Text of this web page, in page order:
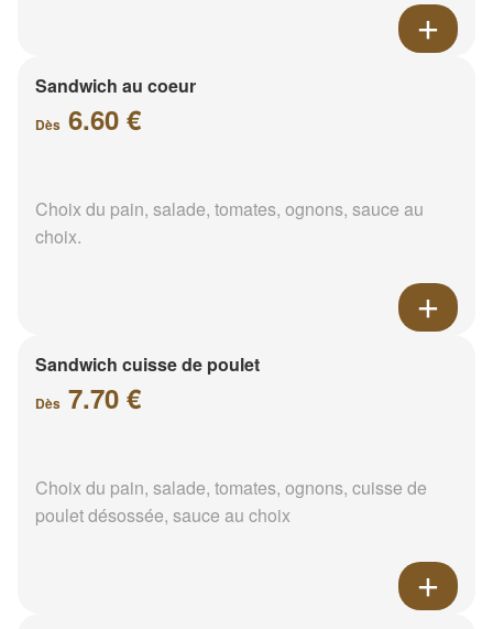
Sandwich au coeur
Dès 6.60 €
Choix du pain, salade, tomates, ognons, sauce au
choix.
Sandwich cuisse de poulet
Dès 7.70 €
Choix du pain, salade, tomates, ognons, cuisse de
poulet désossée, sauce au choix